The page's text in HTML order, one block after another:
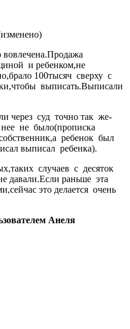
и ребенком,не
100тысяч сверху с
выписать.Выписали
через суд точно так же-
не было(прописка
ребенок был
выписал ребенка).
случаев с десяток
давали.Если раньше эта
это делается очень
Анеля